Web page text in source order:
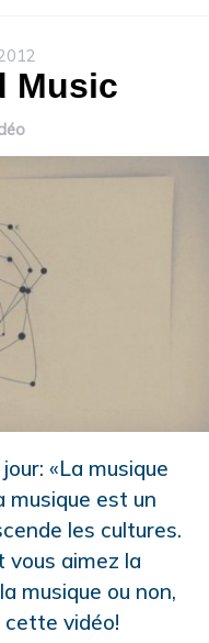
Music
«La musique
musique est un
les cultures.
vous aimez la
musique ou non,
cette vidéo!